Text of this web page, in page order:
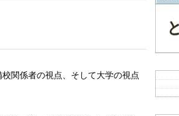
関係者の視点、そして大学の視点